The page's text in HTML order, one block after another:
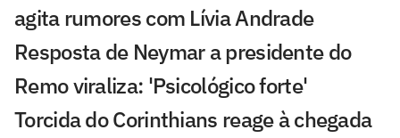
agita rumores com Lívia Andrade
Resposta de Neymar a presidente do
Remo viraliza: 'Psicológico forte'
Torcida do Corinthians reage à chegada